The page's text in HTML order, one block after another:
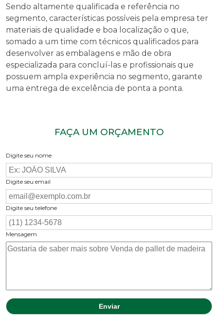
Sendo altamente qualificada e referência no
segmento, características possíveis pela empresa ter
materiais de qualidade e boa localização o que,
somado a um time com técnicos qualificados para
desenvolver as embalagens e mão de obra
especializada para concluí-las e profissionais que
possuem ampla experiência no segmento, garante
uma entrega de excelência de ponta a ponta.
FAÇA UM ORÇAMENTO
Digite seu nome
Digite seu email
Digite seu telefone
Mensagem